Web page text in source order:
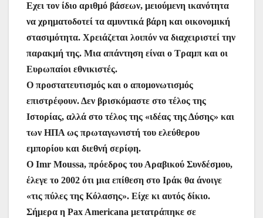
Εχει τον ίδιο αριθμό βάσεων, μειούμενη ικανότητα
να χρηματοδοτεί τα αμυντικά βάρη και οικονομική
στασιμότητα. Χρειάζεται λοιπόν να διαχειριστεί την
παρακμή της. Μια απάντηση είναι ο Τραμπ και οι
Ευρωπαίοι εθνικιστές.
Ο προστατευτισμός και ο απομονωτισμός
επιστρέφουν. Δεν βρισκόμαστε στο τέλος της
Ιστορίας, αλλά στο τέλος της «ιδέας της Δύσης» και
των ΗΠΑ ως πρωταγωνιστή του ελεύθερου
εμπορίου και διεθνή σερίφη.
Ο Imr Moussa, πρόεδρος του Αραβικού Συνδέσμου,
έλεγε το 2002 ότι μια επίθεση στο Ιράκ θα άνοιγε
«τις πύλες της Κόλασης». Είχε κι αυτός δίκιο.
Σήμερα η Pax Americana μετατράπηκε σε